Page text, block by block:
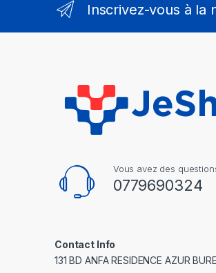
Inscrivez-vous à la
Vous avez des
0779690324
Contact Info
131 BD ANFA RESIDENCE AZUR